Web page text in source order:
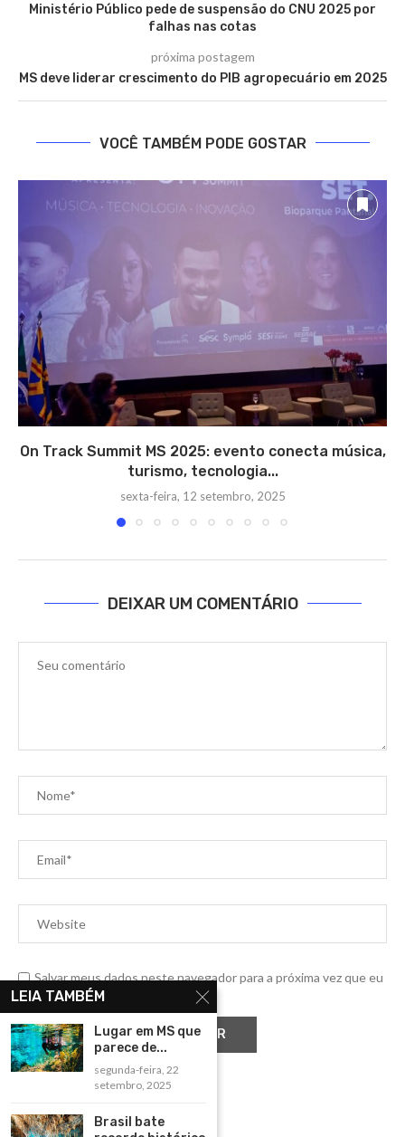
Ministério Público pede de suspensão do CNU 2025 por
falhas nas cotas
próxima postagem
MS deve liderar crescimento do PIB agropecuário em 2025
VOCÊ TAMBÉM PODE GOSTAR
On Track Summit MS 2025: evento conecta música,
turismo, tecnologia...
sexta-feira, 12 setembro, 2025
DEIXAR UM COMENTÁRIO
Salvar meus dados neste navegador para a próxima vez que eu
comentar.
LEIA TAMBÉM
Lugar em MS que
parece de...
segunda-feira, 22
setembro, 2025
Brasil bate